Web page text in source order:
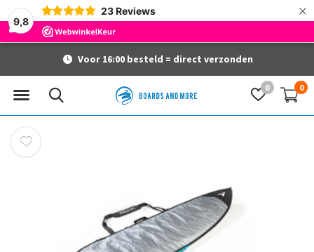
9,8
23 Reviews ×
0 0
Voor 16:00 besteld = direct verzonden